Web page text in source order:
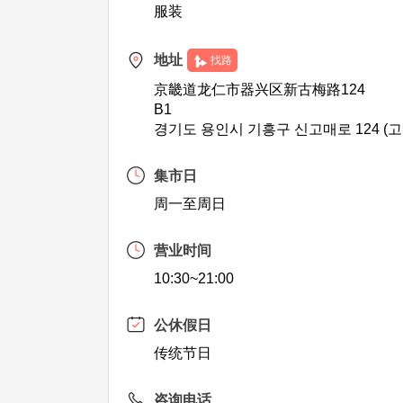
服装
地址 找路
京畿道龙仁市器兴区新古梅路124
B1
경기도 용인시 기흥구 신고매로 124 (
集市日
周一至周日
营业时间
10:30~21:00
公休假日
传统节日
咨询电话